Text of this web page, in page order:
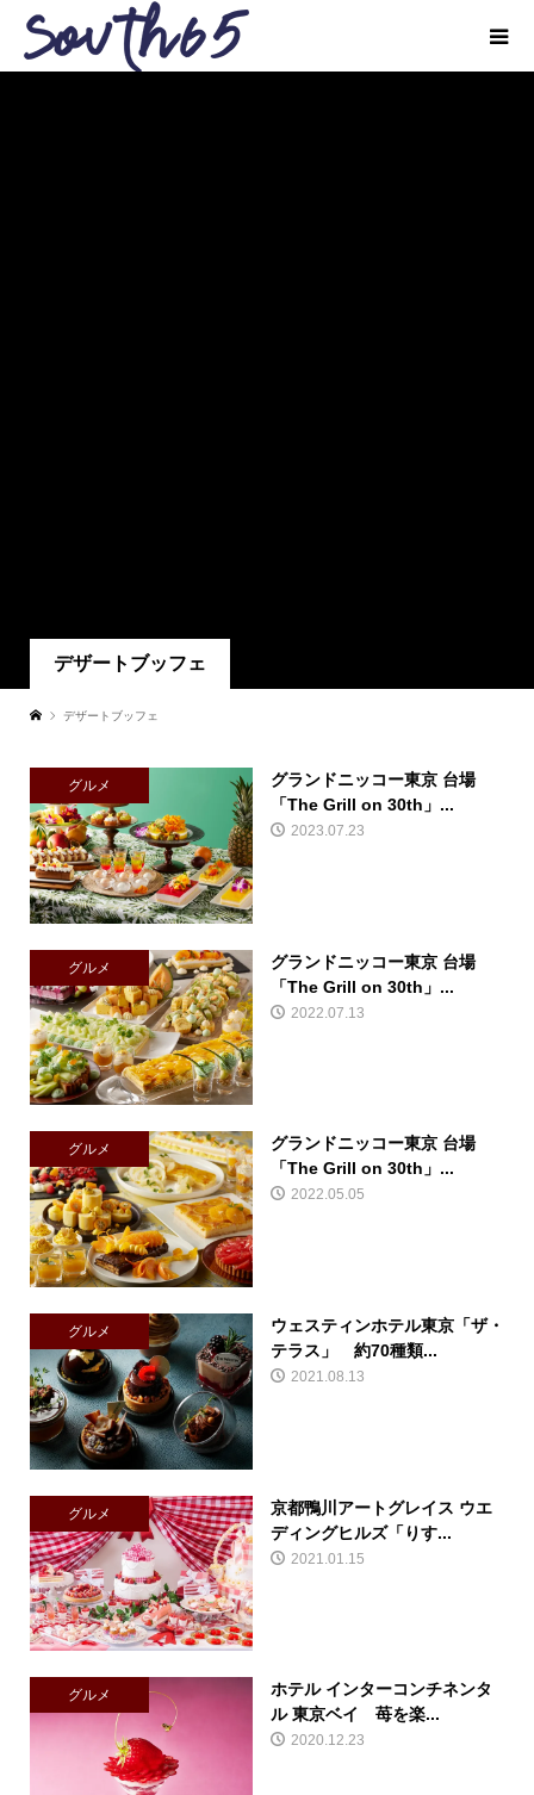
デザートブッフェ
デザートブッフェ
グルメ
グランドニッコー東京 台場
「The Grill on 30th」...
2023.07.23
グルメ
グランドニッコー東京 台場
「The Grill on 30th」...
2022.07.13
グルメ
グランドニッコー東京 台場
「The Grill on 30th」...
2022.05.05
グルメ
ウェスティンホテル東京「ザ・
テラス」 約70種類...
2021.08.13
グルメ
京都鴨川アートグレイス ウエ
ディングヒルズ「りす...
2021.01.15
グルメ
ホテル インターコンチネンタ
ル 東京ベイ 苺を楽...
2020.12.23